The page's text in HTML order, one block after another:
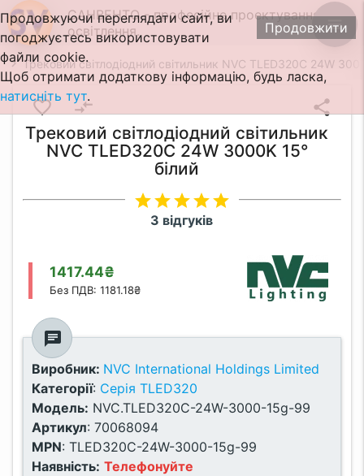
САНВЕНТО - професійне проектування
освітлення.
menu
Трековий світлодіодний світильник NVC TLED320C 24W
favorite_border compare_arrows share
Трековий світлодіодний світильник
NVC TLED320C 24W 3000K 15°
білий
starstarstarstarstar
3 відгуків
1417.44₴
Без ПДВ: 1181.18₴
chat
Виробник: NVC International Holdings Limited
Категорії: Серія TLED320
Модель: NVC.TLED320C-24W-3000-15g-99
Артикул:70068094
MPN:TLED320C-24W-3000-15g-99
Наявність: Телефонуйте
Продовжити
Продовжуючи переглядати сайт, ви
погоджуєтесь використовувати
файли cookie.
Щоб отримати додаткову інформацію, будь ласка,
натисніть тут.